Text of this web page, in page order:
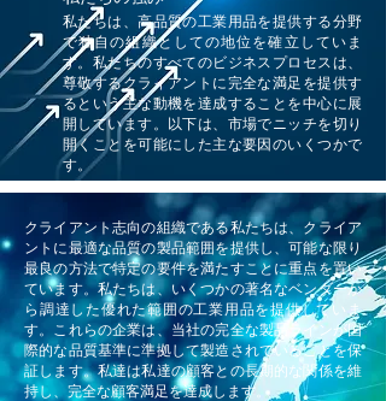
私たちは、高品質の工業用品を提供する分野
で独自の組織としての地位を確立していま
す。私たちのすべてのビジネスプロセスは、
尊敬するクライアントに完全な満足を提供す
るという主な動機を達成することを中心に展
開しています。以下は、市場でニッチを切り
開くことを可能にした主な要因のいくつかで
す。
クライアント志向の組織である私たちは、クライア
ントに最適な品質の製品範囲を提供し、可能な限り
最良の方法で特定の要件を満たすことに重点を置い
ています。私たちは、いくつかの著名なベンダーか
ら調達した優れた範囲の工業用品を提供していま
す。これらの企業は、当社の完全な製品ラインが国
際的な品質基準に準拠して製造されていることを保
証します。私達は私達の顧客との長期的な関係を維
持し、完全な顧客満足を達成します。